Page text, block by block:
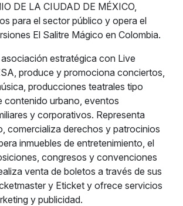
DE LA CIUDAD DE MÉXICO,
para el sector público y opera el
El Salitre Mágico en Colombia.
estratégica con Live
produce y promociona conciertos,
producciones teatrales tipo
contenido urbano, eventos
y corporativos. Representa
comercializa derechos y patrocinios
inmuebles de entretenimiento, el
congresos y convenciones
venta de boletos a través de sus
y Eticket y ofrece servicios
y publicidad.